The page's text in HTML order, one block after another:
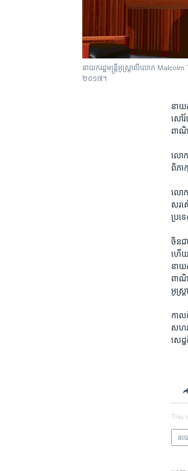
នាយករដ្ឋមន្រ្តី​អូស្រ្តាលី​លោក
២០១៧។
នាយ
សៅរ៍​
ពាណិ
លោក
ពិភា
លោក​
សរស
ប្រទ
ចិន​ជ
ហើយ​
នាយ
ពាណិ
អូស្រ្
កាល​
សហរ
សេដ្
This
ន